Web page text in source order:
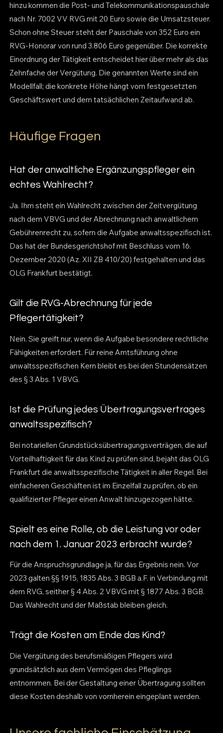
hinzu kommen die Post- und Telekommunikationspauschale
nach Nr. 7002 VV RVG mit 20 Euro sowie die Umsatzsteuer.
Schon ohne Steuer steht der Pauschale von 352 Euro ein
RVG-Honorar von rund 3.806 Euro gegenüber. Die korrekte
Einordnung der Tätigkeit entscheidet hier über mehr als das
Zehnfache der Vergütung. Die genannten Werte sind ein
Modellfall; die konkrete Höhe hängt vom festgesetzten
Geschäftswert und dem tatsächlichen Zeitaufwand ab.
Häufige Fragen
Hat der anwaltliche Ergänzungspfleger ein
echtes Wahlrecht?
Ja. Ihm steht ein Wahlrecht zwischen der Zeitvergütung
nach dem VBVG und der Abrechnung nach anwaltlichem
Gebührenrecht zu, sofern die Aufgabe anwaltsspezifisch ist.
Das hat der Bundesgerichtshof mit Beschluss vom 16.
Dezember 2020 (Az. XII ZB 410/20) festgehalten und das
OLG Frankfurt bestätigt.
Gilt die RVG-Abrechnung für jede
Pflegertätigkeit?
Nein. Sie greift nur, wenn die Aufgabe besondere rechtliche
Fähigkeiten erfordert. Für reine Amtsführung ohne
anwaltsspezifischen Kern bleibt es bei den Stundensätzen
des § 3 Abs. 1 VBVG.
Ist die Prüfung jedes Übertragungsvertrages
anwaltsspezifisch?
Bei notariellen Grundstücksübertragungsverträgen, die auf
Vorteilhaftigkeit für das Kind zu prüfen sind, bejaht das OLG
Frankfurt die anwaltsspezifische Tätigkeit in aller Regel. Bei
einfacheren Geschäften ist im Einzelfall zu prüfen, ob ein
qualifizierter Pfleger einen Anwalt hinzugezogen hätte.
Spielt es eine Rolle, ob die Leistung vor oder
nach dem 1. Januar 2023 erbracht wurde?
Für die Anspruchsgrundlage ja, für das Ergebnis nein. Vor
2023 galten §§ 1915, 1835 Abs. 3 BGB a.F. in Verbindung mit
dem RVG, seither § 4 Abs. 2 VBVG mit § 1877 Abs. 3 BGB.
Das Wahlrecht und der Maßstab bleiben gleich.
Trägt die Kosten am Ende das Kind?
Die Vergütung des berufsmäßigen Pflegers wird
grundsätzlich aus dem Vermögen des Pfleglings
entnommen. Bei der Gestaltung einer Übertragung sollten
diese Kosten deshalb von vornherein eingeplant werden.